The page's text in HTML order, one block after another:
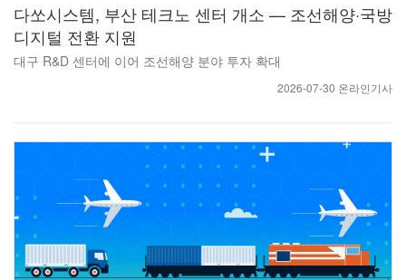
다쏘시스템, 부산 테크노 센터 개소 — 조선해양·국방
디지털 전환 지원
대구 R&D 센터에 이어 조선해양 분야 투자 확대
2026-07-30 온라인기사